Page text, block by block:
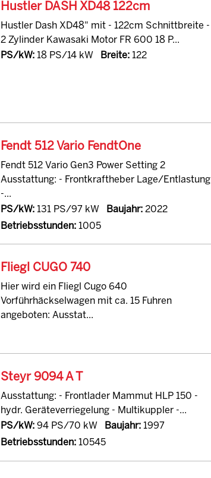
Hustler DASH XD48 122cm
Hustler Dash XD48" mit - 122cm Schnittbreite -
2 Zylinder Kawasaki Motor FR 600 18 P...
PS/kW:18 PS/14 kW Breite:122
Fendt 512 Vario FendtOne
Fendt 512 Vario Gen3 Power Setting 2
Ausstattung: - Frontkraftheber Lage/Entlastung
-...
PS/kW:131 PS/97 kW Baujahr:2022
Betriebsstunden:1005
Fliegl CUGO 740
Hier wird ein Fliegl Cugo 640
Vorführhäckselwagen mit ca. 15 Fuhren
angeboten: Ausstat...
Steyr 9094 A T
Ausstattung: - Frontlader Mammut HLP 150 -
hydr. Geräteverriegelung - Multikuppler -...
PS/kW:94 PS/70 kW Baujahr:1997
Betriebsstunden:10545